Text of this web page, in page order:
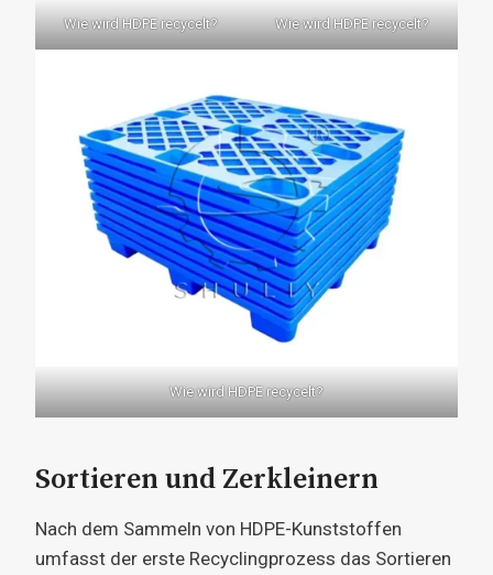
Wie wird HDPE recycelt? Wie wird HDPE recycelt?
Wie wird HDPE recycelt?
Sortieren und Zerkleinern
Nach dem Sammeln von HDPE-Kunststoffen
umfasst der erste Recyclingprozess das Sortieren